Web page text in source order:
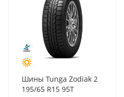
Шины Tunga Zodiak 2
195/65 R15 95T